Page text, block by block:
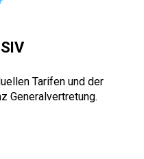
Tarifen und der
Generalvertretung.